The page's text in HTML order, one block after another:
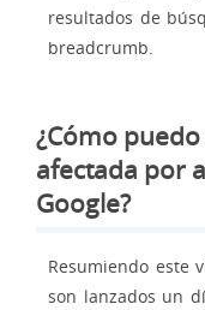
resultados de
breadcrumb.
¿Cómo
afectada por
Google?
Resumiendo este
son lanzados un